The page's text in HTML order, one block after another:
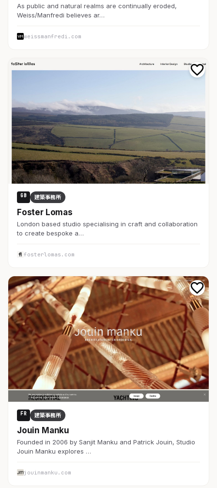
As public and natural realms are continually eroded,
Weiss/Manfredi believes ar…
weissmanfredi.com
GB 建築事務所
Foster Lomas
London based studio specialising in craft and collaboration
to create bespoke a…
fosterlomas.com
FR 建築事務所
Jouin Manku
Founded in 2006 by Sanjit Manku and Patrick Jouin, Studio
Jouin Manku explores …
jouinmanku.com